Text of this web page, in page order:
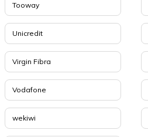
Tooway
Unicredit
Virgin Fibra
Vodafone
wekiwi